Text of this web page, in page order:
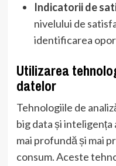
Indicatorii de
nivelului de
identificarea
Utilizarea
datelor
Tehnologiile de
big data și
mai profundă și mai
consum. Aceste